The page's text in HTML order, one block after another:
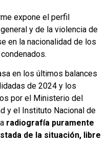
expone el perfil
y de la violencia de
en la nacionalidad de los
en los últimos balances
de 2024 y los
por el Ministerio del
y el Instituto Nacional de
radiografía puramente
de la situación, libre